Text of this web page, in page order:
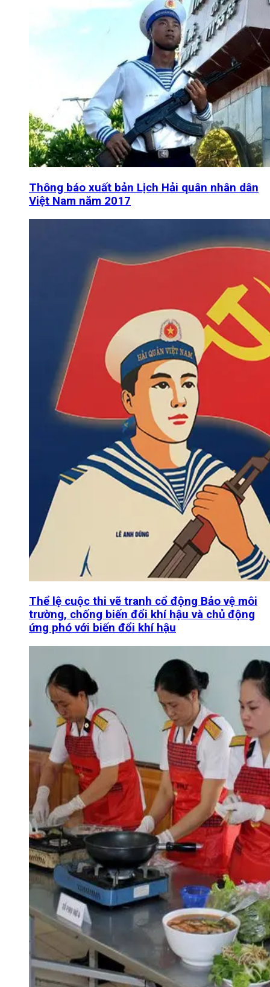
Thông báo xuất bản Lịch Hải quân nhân dân
Việt Nam năm 2017
Thể lệ cuộc thi vẽ tranh cổ động Bảo vệ môi
trường, chống biến đổi khí hậu và chủ động
ứng phó với biến đổi khí hậu